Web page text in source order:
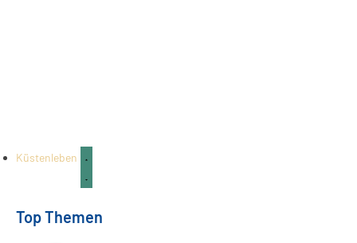
Küstenleben
Top Themen